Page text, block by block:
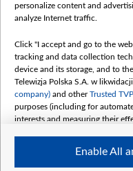
personalize content and
analyze Internet traffic.
Click "I accept and go to the
tracking and data collection
device and its storage, and to
Telewizja Polska S.A. w likwidacji,
company) and otherTrusted
purposes (including for
interests and measuring their
The purposes of processing
follows:
Enable All